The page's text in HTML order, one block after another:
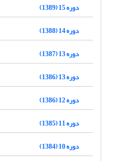
دوره 15 (1389)
دوره 14 (1388)
دوره 13 (1387)
دوره 13 (1386)
دوره 12 (1386)
دوره 11 (1385)
دوره 10 (1384)